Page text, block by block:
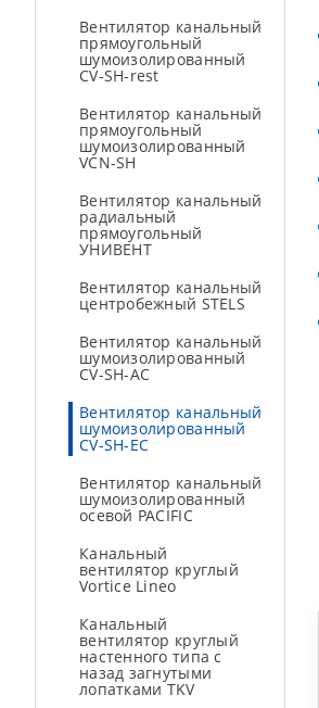
Вентилятор канальный
прямоугольный
шумоизолированный
CV-SH-rest
Вентилятор канальный
прямоугольный
шумоизолированный
VCN-SH
Вентилятор канальный
радиальный
прямоугольный
УНИВЕНТ
Вентилятор канальный
центробежный STELS
Вентилятор канальный
шумоизолированный
CV-SH-AC
Вентилятор канальный
шумоизолированный
CV-SH-ЕС
Вентилятор канальный
шумоизолированный
осевой PACIFIC
Канальный
вентилятор круглый
Vortice Lineo
Канальный
вентилятор круглый
настенного типа с
назад загнутыми
лопатками TKV